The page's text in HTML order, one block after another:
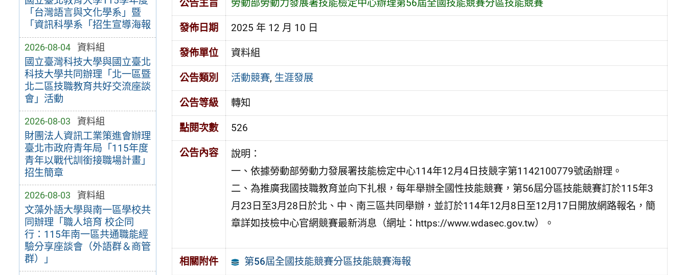
「台灣語言與文化學系」暨
「資訊科學系「招生宣導海報
2026-08-04 資料組
國立臺灣科技大學與國立臺北
科技大學共同辦理「北一區暨
北二區技職教育共好交流座談
會」活動
2026-08-03 資料組
財團法人資訊工業策進會辦理
臺北市政府青年局「115年度
青年以戰代訓銜接職場計畫」
招生簡章
2026-08-03 資料組
文藻外語大學與南一區學校共
同辦理「職人培育 校企同
行：115年南一區共通職能經
驗分享座談會（外語群＆商管
群）」
公告主旨 勞動部勞動力發展署技能檢定中心辦理第56屆全國技能競賽分區技能競賽
發佈日期 2025 年 12 月 10 日
發佈單位 資料組
公告類別 活動競賽, 生涯發展
公告等級 轉知
點閱次數 526
公告內容
說明：
一、依據勞動部勞動力發展署技能檢定中心114年12月4日技競字第1142100779號函辦理。
二、為推廣我國技職教育並向下扎根，每年舉辦全國性技能競賽，第56屆分區技能競賽訂於115年3
月23日至3月28日於北、中、南三區共同舉辦，並訂於114年12月8日至12月17日開放網路報名，簡
章詳如技檢中心官網競賽最新消息（網址：https://www.wdasec.gov.tw）。
相關附件 第56屆全國技能競賽分區技能競賽海報